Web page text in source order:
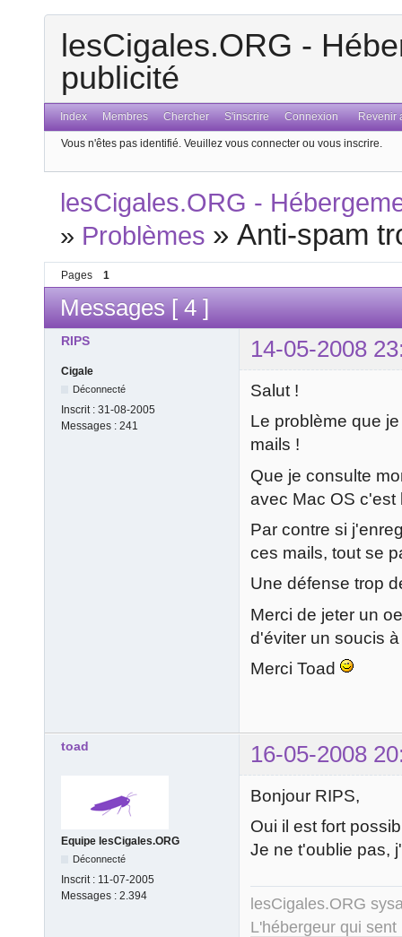
lesCigales.ORG -
publicité
Index Membres Chercher S'inscrire Connexion Revenir
Vous n'êtes pas identifié. Veuillez vous connecter ou vous inscrire.
lesCigales.ORG -
» Problèmes »Anti-spam
Pages 1
Messages [ 4 ]
RIPS 14-05-2008
Cigale
Déconnecté
Inscrit : 31-08-2005
Messages : 241
Salut !
Le problème que
mails !
Que je consulte
avec Mac OS
Par contre si
ces mails, tout se
Une défense trop
Merci de jeter un
d'éviter un soucis
Merci Toad
toad 16-05-2008
Equipe lesCigales.ORG
Déconnecté
Inscrit : 11-07-2005
Messages : 2.394
Bonjour RIPS,
Oui il est fort
Je ne t'oublie pas,
lesCigales.ORG
L'hébergeur qui